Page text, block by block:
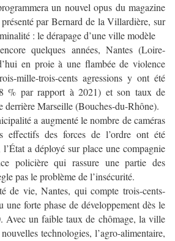
un nouvel opus du magazine
par Bernard de la Villardière, sur
: le dérapage d’une ville modèle
quelques années, Nantes (Loire-
en proie à une flambée de violence
mille-trois-cents agressions y ont été
% par rapport à 2021) et son taux de
derrière Marseille (Bouches-du-Rhône).
a augmenté le nombre de caméras
effectifs des forces de l’ordre ont été
a déployé sur place une compagnie
policière qui rassure une partie des
pas le problème de l’insécurité.
de vie, Nantes, qui compte trois-cents-
une forte phase de développement dès le
Avec un faible taux de chômage, la ville
technologies, l’agro-alimentaire,